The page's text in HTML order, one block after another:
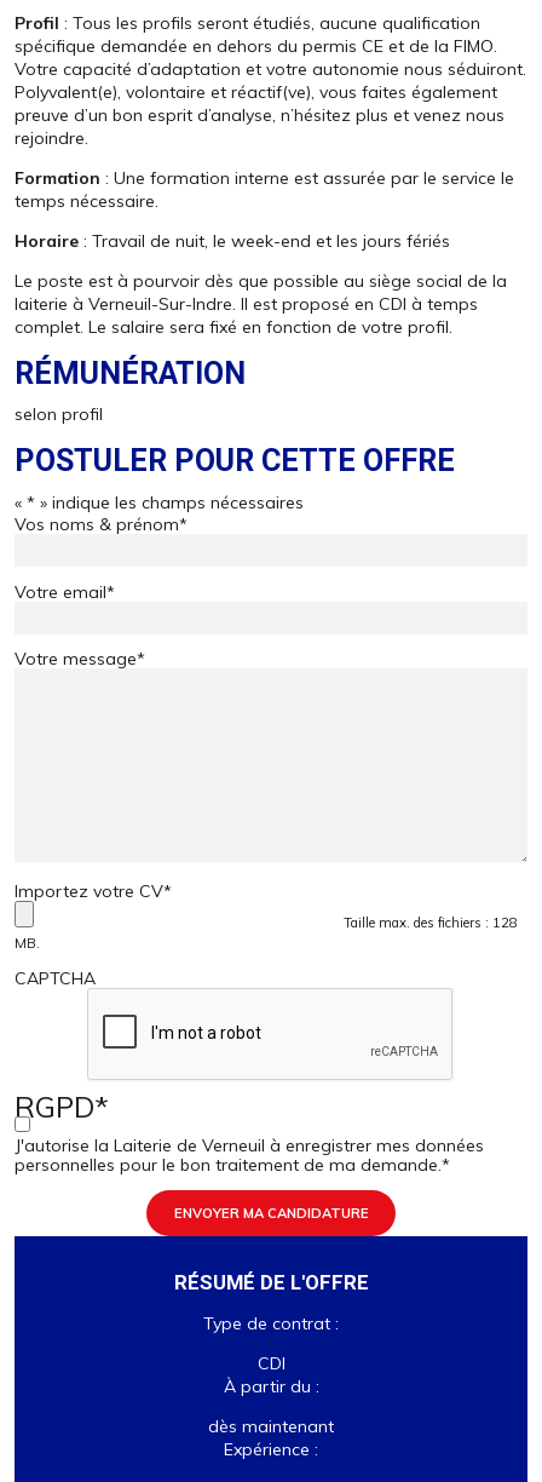
Profil : Tous les profils seront étudiés, aucune qualification
spécifique demandée en dehors du permis CE et de la FIMO.
Votre capacité d’adaptation et votre autonomie nous séduiront.
Polyvalent(e), volontaire et réactif(ve), vous faites également
preuve d’un bon esprit d’analyse, n’hésitez plus et venez nous
rejoindre.
Formation : Une formation interne est assurée par le service le
temps nécessaire.
Horaire : Travail de nuit, le week-end et les jours fériés
Le poste est à pourvoir dès que possible au siège social de la
laiterie à Verneuil-Sur-Indre. Il est proposé en CDI à temps
complet. Le salaire sera fixé en fonction de votre profil.
RÉMUNÉRATION
selon profil
POSTULER POUR CETTE OFFRE
« * » indique les champs nécessaires
Vos noms & prénom*
Votre email*
Votre message*
Importez votre CV*
Taille max. des fichiers : 128
MB.
CAPTCHA
RGPD*
J'autorise la Laiterie de Verneuil à enregistrer mes données
personnelles pour le bon traitement de ma demande.*
ENVOYER MA CANDIDATURE
RÉSUMÉ DE L'OFFRE
Type de contrat :
CDI
À partir du :
dès maintenant
Expérience :